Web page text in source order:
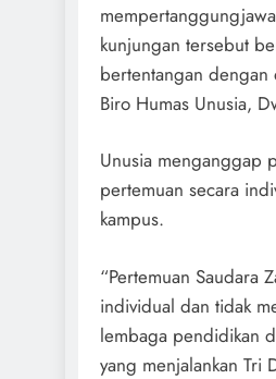
kunjungan tersebut
bertentangan dengan
Biro Humas Unusia,
Unusia menganggap
pertemuan secara
kampus.
“Pertemuan Saudara
individual dan tidak
lembaga pendidikan
yang menjalankan Tri